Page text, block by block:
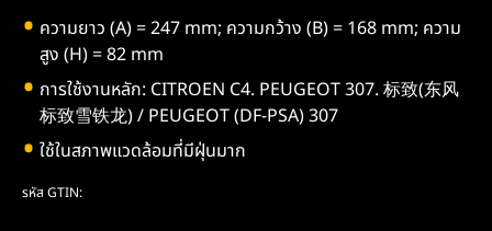
ความยาว (A) = 247 mm; ความกว้าง (B) = 168 mm; ความ
สูง (H) = 82 mm
การใช้งานหลัก: CITROEN C4. PEUGEOT 307. 标致(东风
标致雪铁龙) / PEUGEOT (DF-PSA) 307
ใช้ในสภาพแวดล้อมที่มีฝุ่นมาก
รหัส GTIN: